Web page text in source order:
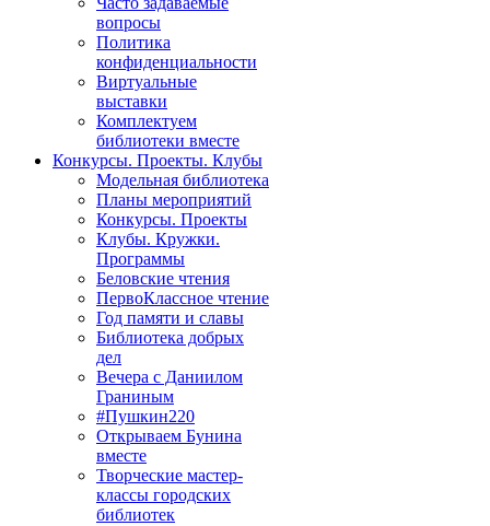
вопросы
Политика
конфиденциальности
Виртуальные
выставки
Комплектуем
библиотеки вместе
Конкурсы. Проекты. Клубы
Модельная библиотека
Планы мероприятий
Конкурсы. Проекты
Клубы. Кружки.
Программы
Беловские чтения
ПервоКлассное чтение
Год памяти и славы
Библиотека добрых
дел
Вечера с Даниилом
Граниным
#Пушкин220
Открываем Бунина
вместе
Творческие мастер-
классы городских
библиотек